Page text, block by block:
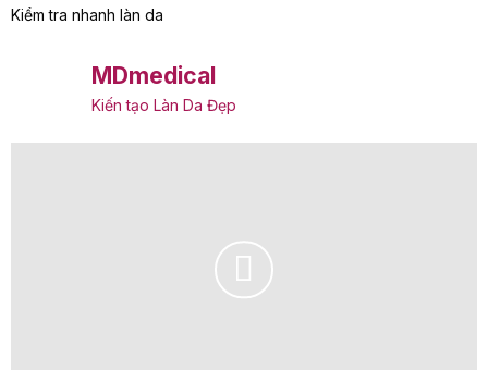
Kiểm tra nhanh làn da
MDmedical
Kiến tạo Làn Da Đẹp